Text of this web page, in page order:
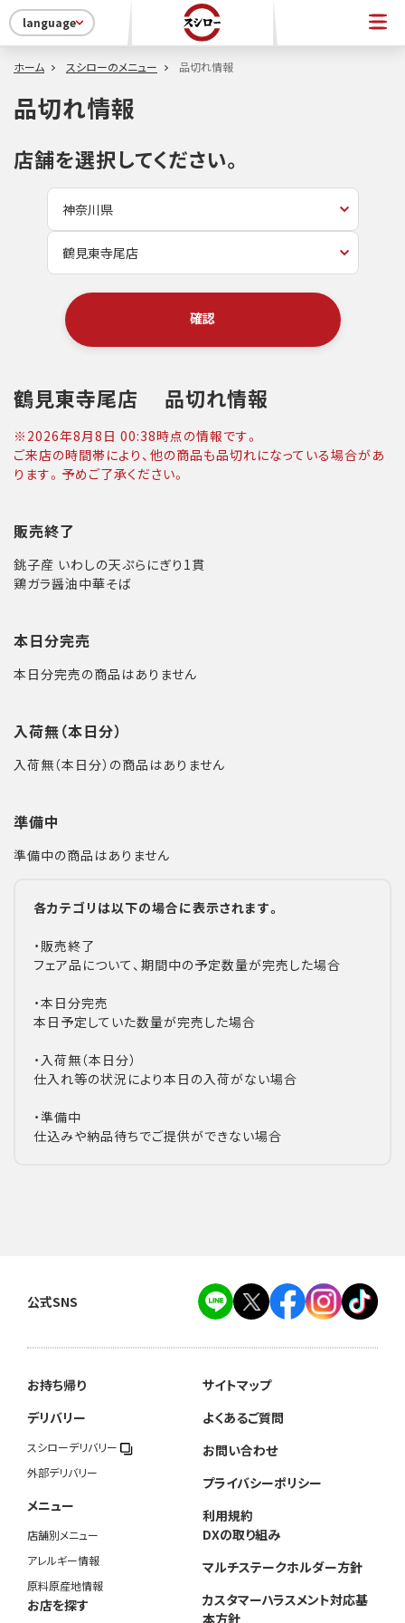
language
ホーム スシローのメニュー 品切れ情報
品切れ情報
店舗を選択してください。
確認
鶴見東寺尾店 品切れ情報
※ 2026年8月8日 00:38時点の情報です。
ご来店の時間帯により、他の商品も品切れになっている場合があ
ります。予めご了承ください。
販売終了
銚子産 いわしの天ぷらにぎり1貫
鶏ガラ醤油中華そば
本日分完売
本日分完売の商品はありません
入荷無（本日分）
入荷無（本日分）の商品はありません
準備中
準備中の商品はありません
各カテゴリは以下の場合に表示されます。
・販売終了
フェア品について、期間中の予定数量が完売した場合
・本日分完売
本日予定していた数量が完売した場合
・入荷無（本日分）
仕入れ等の状況により本日の入荷がない場合
・準備中
仕込みや納品待ちでご提供ができない場合
公式SNS
お持ち帰り
デリバリー
スシローデリバリー
外部デリバリー
メニュー
店舗別メニュー
アレルギー情報
原料原産地情報
お店を探す
サイトマップ
よくあるご質問
お問い合わせ
プライバシーポリシー
利用規約
DXの取り組み
マルチステークホルダー方針
カスタマーハラスメント対応基
本方針